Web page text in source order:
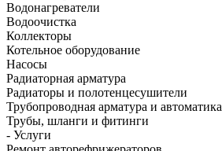
Водонагреватели
Водоочистка
Коллекторы
Котельное оборудование
Насосы
Радиаторная арматура
Радиаторы и полотенцесушители
Трубопроводная арматура и автоматика
Трубы, шланги и фитинги
- Услуги